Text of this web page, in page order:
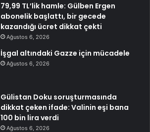
79,99 TL’lik hamle: Gülben Ergen
abonelik başlattı, bir gecede
kazandığı ücret dikkat çekti
Ağustos 6, 2026
İşgal altındaki Gazze için mücadele
Ağustos 6, 2026
Gülistan Doku soruşturmasında
dikkat çeken ifade: Valinin eşi bana
100 bin lira verdi
Ağustos 6, 2026